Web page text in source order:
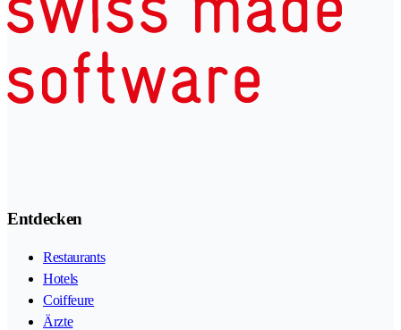
Entdecken
Restaurants
Hotels
Coiffeure
Ärzte